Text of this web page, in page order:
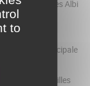
Ecole des Mines Albi
extra-municipale
Accueil Villes
to